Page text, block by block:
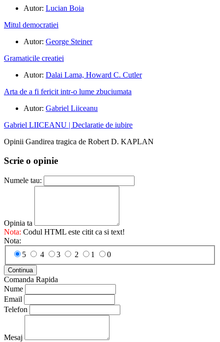
Autor: Lucian Boia
Mitul democratiei
Autor: George Steiner
Gramaticile creatiei
Autor: Dalai Lama, Howard C. Cutler
Arta de a fi fericit intr-o lume zbuciumata
Autor: Gabriel Liiceanu
Gabriel LIICEANU | Declaratie de iubire
Opinii Gandirea tragica de Robert D. KAPLAN
Scrie o opinie
Numele tau:
Opinia ta
Nota: Codul HTML este citit ca si text!
Nota:
5
4 3 2 1 0
Continua
Comanda Rapida
Nume
Email
Telefon
Mesaj